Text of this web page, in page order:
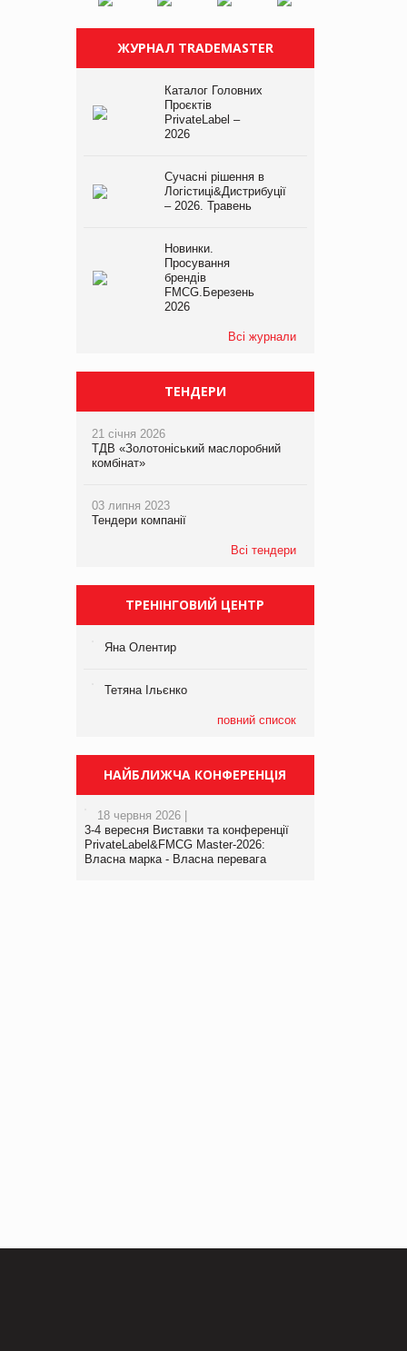
ЖУРНАЛ TRADEMASTER
Каталог Головних
Проєктів
PrivateLabel –
2026
Сучасні рішення в
Логістиці&Дистрибуції
– 2026. Травень
Новинки.
Просування
брендів
FMCG.Березень
2026
Всі журнали
ТЕНДЕРИ
21 січня 2026
ТДВ «Золотоніський маслоробний
комбінат»
03 липня 2023
Тендери компанії
Всі тендери
ТРЕНІНГОВИЙ ЦЕНТР
Яна Олентир
Тетяна Ільєнко
повний список
НАЙБЛИЖЧА КОНФЕРЕНЦІЯ
18 червня 2026 |
3-4 вересня Виставки та конференції
PrivateLabel&FMCG Master-2026:
Власна марка - Власна перевага